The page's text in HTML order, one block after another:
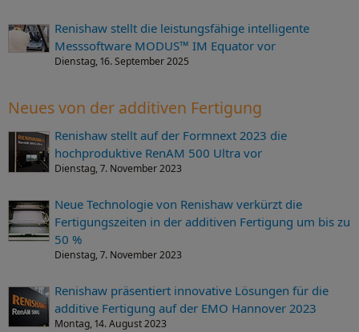
Renishaw stellt die leistungsfähige intelligente
Messsoftware MODUS™ IM Equator vor
Dienstag, 16. September 2025
Neues von der additiven Fertigung
Renishaw stellt auf der Formnext 2023 die
hochproduktive RenAM 500 Ultra vor
Dienstag, 7. November 2023
Neue Technologie von Renishaw verkürzt die
Fertigungszeiten in der additiven Fertigung um bis zu
50 %
Dienstag, 7. November 2023
Renishaw präsentiert innovative Lösungen für die
additive Fertigung auf der EMO Hannover 2023
Montag, 14. August 2023